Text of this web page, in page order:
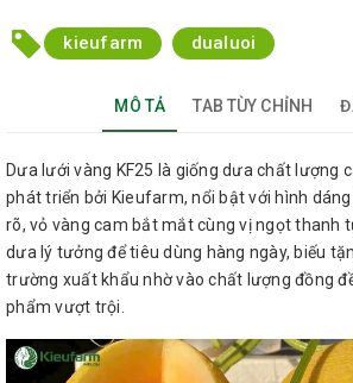
kieufarm dualuoi
MÔ TẢ TAB TÙY CHỈNH
Dưa lưới vàng KF25 là giống dưa chất lượng
phát triển bởi Kieufarm, nổi bật với hình
rõ, vỏ vàng cam bắt mắt cùng vị ngọt thanh
dưa lý tưởng để tiêu dùng hàng ngày, biếu
trường xuất khẩu nhờ vào chất lượng đồng
phẩm vượt trội.